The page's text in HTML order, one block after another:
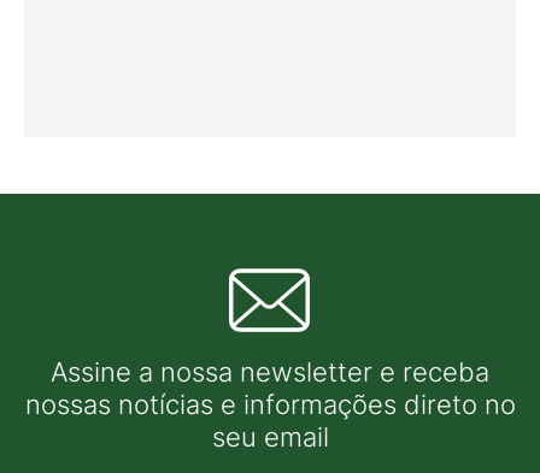
Assine a nossa newsletter e receba
nossas notícias e informações direto no
seu email